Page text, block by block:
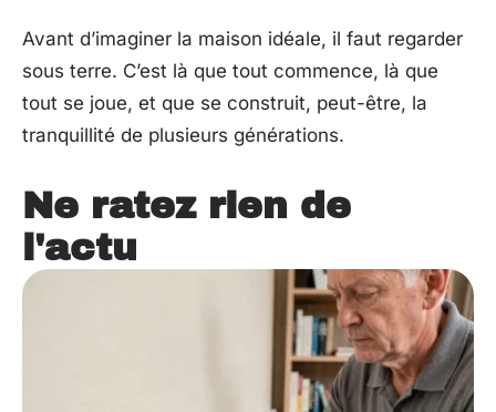
Avant d’imaginer la maison idéale, il faut regarder
sous terre. C’est là que tout commence, là que
tout se joue, et que se construit, peut-être, la
tranquillité de plusieurs générations.
Ne ratez rien de
l'actu